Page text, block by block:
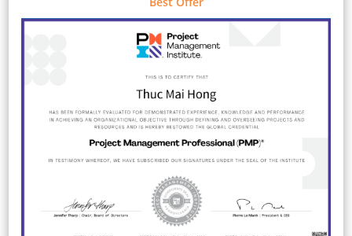
Với chứng nhận này, bạn có thể
đăng ký thi lấy chứng chỉ Quốc
tế PMP do Viện quản lý dự án
Mỹ (PMI) - yêu cầu bắt buộc.
TẠI SAO BẠN NÊN CHỌN BITTRAIN?
Project Quality Management
Project Resource
Project Communications
Management
Project Risk Management
Project Procurement
Management
Project Stakeholder
Management
HỖ TRỢ VÀ LUYỆN THI PMP: